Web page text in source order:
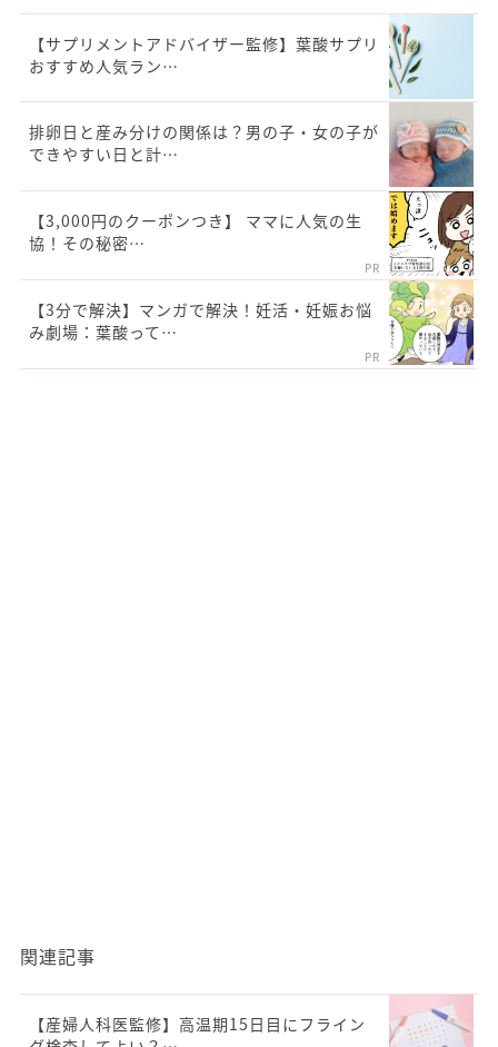
【サプリメントアドバイザー監修】葉酸サプリ
おすすめ人気ラン…
排卵日と産み分けの関係は？男の子・女の子が
できやすい日と計…
【3,000円のクーポンつき】 ママに人気の生
協！その秘密…
PR
【3分で解決】マンガで解決！妊活・妊娠お悩
み劇場：葉酸って…
PR
関連記事
【産婦人科医監修】高温期15日目にフライン